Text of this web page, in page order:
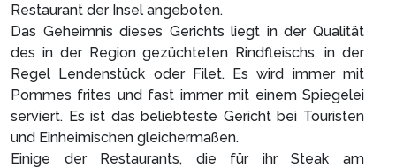
Restaurant der Insel angeboten.
Das Geheimnis dieses Gerichts liegt in der Qualität
des in der Region gezüchteten Rindfleischs, in der
Regel Lendenstück oder Filet. Es wird immer mit
Pommes frites und fast immer mit einem Spiegelei
serviert. Es ist das beliebteste Gericht bei Touristen
und Einheimischen gleichermaßen.
Einige der Restaurants, die für ihr Steak am